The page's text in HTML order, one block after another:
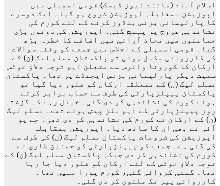
اسلام آباد (مانند نیوز ڈیسک) قومی اسمبلی میں
اپوزیشن بمقابلہ اپوزیشن شروع ہو گیا۔ ایک دوسرے
کا پارلیمانی بزنس بلڈوز کرنے کے لئے کورم کی
نشاندہی عروج پر پہنچ گئی۔ اپوزیشن کی دونوں بڑی
جماعتوں میں محاذ آرائی میں اضافے کا خطرہ بڑھ
گیا۔ قومی اسمبلی کے اجلاس میں جمعے کو وقفہ سوالات
کی کارروائی مکمل ہوئی تو پاکستان مسلم لیگ (ن) کے
ارکان کا کورونا وائرس سے متعلق اہم توجہ دلاؤ نوٹس
سمیت دیگر پارلیمانی بزنس ایجنڈے پر تھا۔ پاکستان
مسلم لیگ (ن) کے متعلقہ ارکان کو فلور دیا گیا تو
پاکستان پیپلزپارٹی کی طرف سے حساب برابر کرتے
ہوئے کورم کی نشاندہی کر دی گئی۔ خیال رہے کہ گزشتہ
روز پیپلزپارٹی کے اہم بلز پیش ہونے تھے۔ مسلم لیگ
(ن) کے ارکان نے کورم کی نشاندہی کر دی تھی۔ جے یو
آئی نے بھی ان کا ساتھ دیا۔ اپوزیشن بمقابلہ
اپوزیشن کی شروعات پاکستان مسلم لیگ (ن) کی طرف سے
کی گئی ہے۔ جمعے کو پیپلزپارٹی کو حسنین طارق نے
کورم کی نشاندہی کر دی جبکہ پاکستان مسلم لیگ (ن) کے
توجہ دلاؤ نوٹس کے لئے ارکان کو فلور دیا جا رہا
تھا۔ گنتی کروائی گئی، کورم پورا نہیں تھا۔
کارروائی پیر تک ملتوی کر دی گئی۔